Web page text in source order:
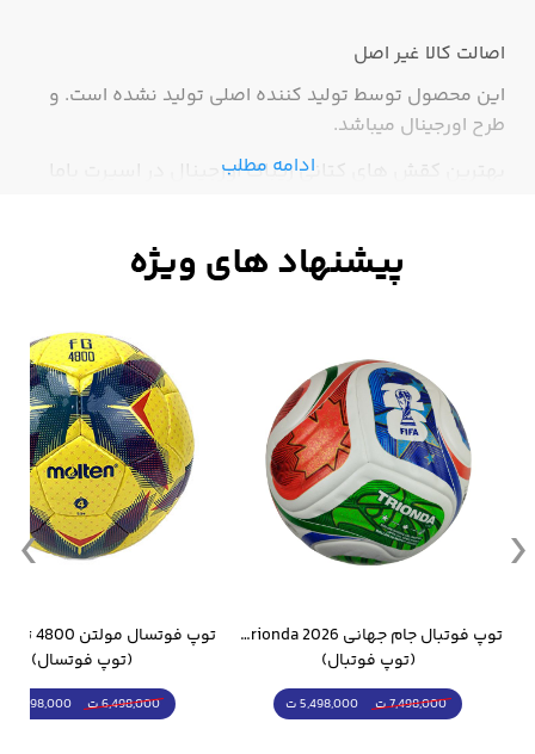
اصالت کالا غیر اصل
این محصول توسط تولید کننده اصلی تولید نشده است. و
طرح اورجینال میباشد.
بهترین کقش های کتانی ریباک اورجینال در اسپرت باما
ادامه مطلب
توپ فوتبال جام جهانی 2026 Trionda مشابه اورجینال
(توپ فوتبال)
7,498,000 ت 5,498,000 ت
(توپ فوتسال)
6,498,000 ت 5,298,000 ت